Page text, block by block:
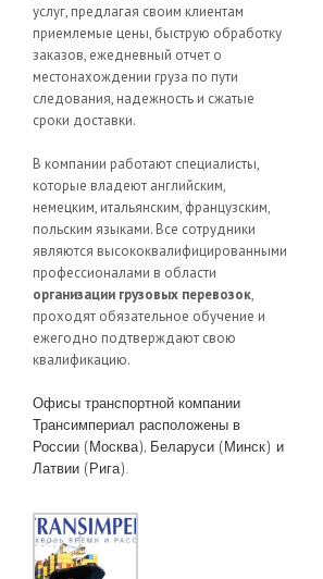
услуг, предлагая своим клиентам
приемлемые цены, быструю обработку
заказов, ежедневный отчет о
местонахождении груза по пути
следования, надежность и сжатые
сроки доставки.
В компании работают специалисты,
которые владеют английским,
немецким, итальянским, французским,
польским языками. Все сотрудники
являются высококвалифицированными
профессионалами в области
организации грузовых перевозок,
проходят обязательное обучение и
ежегодно подтверждают свою
квалификацию.
Офисы транспортной компании
Трансимпериал расположены в
России (Москва), Беларуси (Минск) и
Латвии (Рига).